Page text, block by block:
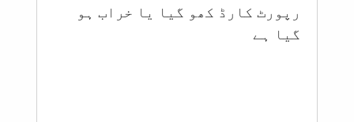
رپورٹ کارڈ کھو گیا یا خراب ہو
گيا ہے